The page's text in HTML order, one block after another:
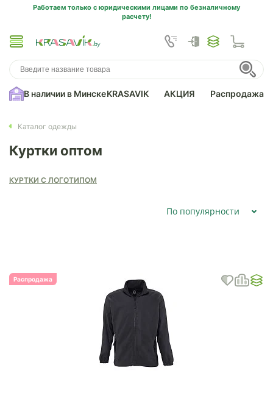
Работаем только с юридическими лицами по безналичному
расчету!
В наличии в МинскеKRASAVIK АКЦИЯ Распродажа
Каталог одежды
Куртки оптом
КУРТКИ С ЛОГОТИПОМ
По популярности
Распродажа